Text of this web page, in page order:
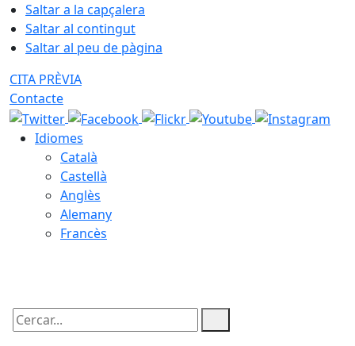
Saltar a la capçalera
Saltar al contingut
Saltar al peu de pàgina
CITA PRÈVIA
Contacte
Idiomes
Català
Castellà
Anglès
Alemany
Francès
Cercar: